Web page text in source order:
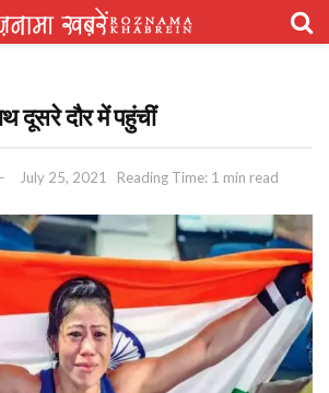
दूसरे दौर में पहुंचीं
July 25, 2021 Reading Time: 1 min read